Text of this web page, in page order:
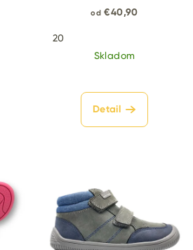
od €40,90
20
Skladom
Detail